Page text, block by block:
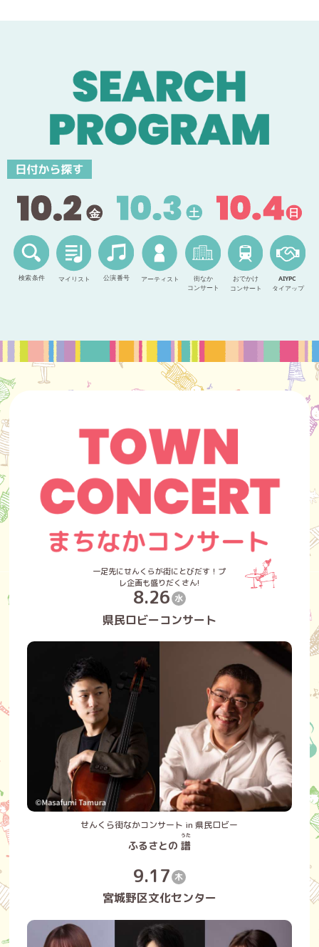
一足先にせんくらが街にとびだす！プ
レ企画も盛りだくさん!
8.26 水
県民ロビーコンサート
せんくら街なかコンサート in 県民ロビー
ふるさとの 譜
うた
9.17 木
宮城野区文化センター